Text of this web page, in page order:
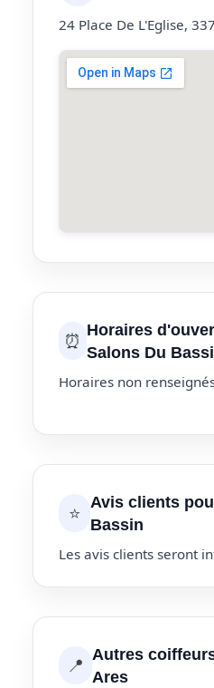
24 Place De L'Eglise,
⏰ Horaires
Salons Du
Horaires non
⭐ Avis clients
Bassin
Les avis clients seront
📍 Autres
Ares